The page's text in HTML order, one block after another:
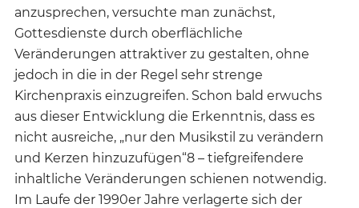
anzusprechen, versuchte man zunächst,
Gottesdienste durch oberflächliche
Veränderungen attraktiver zu gestalten, ohne
jedoch in die in der Regel sehr strenge
Kirchenpraxis einzugreifen. Schon bald erwuchs
aus dieser Entwicklung die Erkenntnis, dass es
nicht ausreiche, „nur den Musikstil zu verändern
und Kerzen hinzuzufügen“8 – tiefgreifendere
inhaltliche Veränderungen schienen notwendig.
Im Laufe der 1990er Jahre verlagerte sich der